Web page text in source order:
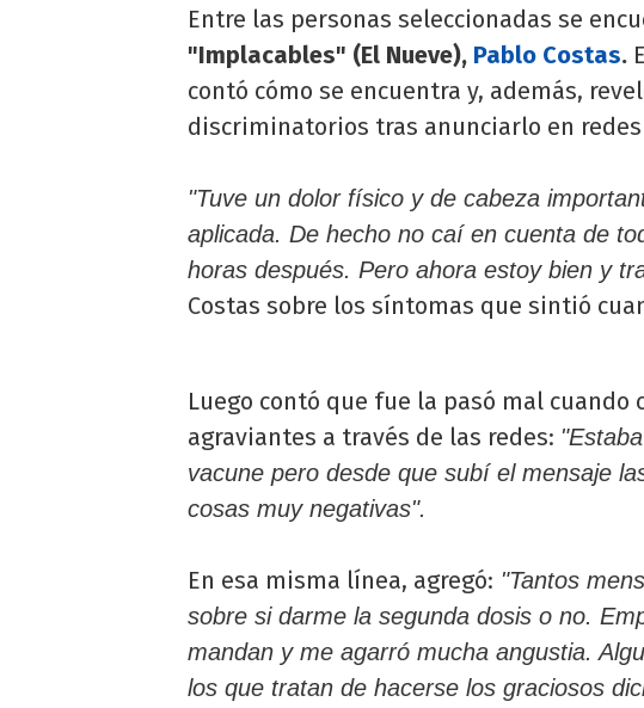
Entre las personas seleccionadas se
"Implacables" (El Nueve), Pablo Costas.
contó cómo se encuentra y, además,
discriminatorios tras anunciarlo en redes
"Tuve un dolor físico y de cabeza
aplicada. De hecho no caí en cuenta de
horas después. Pero ahora estoy bien y
Costas sobre los síntomas que sintió
Luego contó que fue la pasó mal cuando
agraviantes a través de las redes:
vacune pero desde que subí el mensaje
cosas muy negativas".
En esa misma línea, agregó: "Tantos
sobre si darme la segunda dosis o no.
mandan y me agarró mucha angustia.
los que tratan de hacerse los graciosos